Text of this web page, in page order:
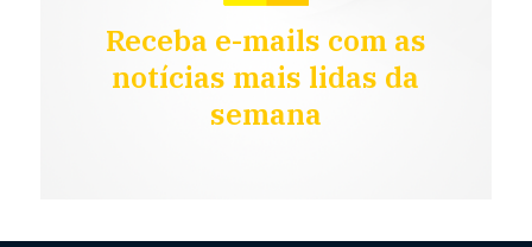
Receba e-mails com as
notícias mais lidas da
semana